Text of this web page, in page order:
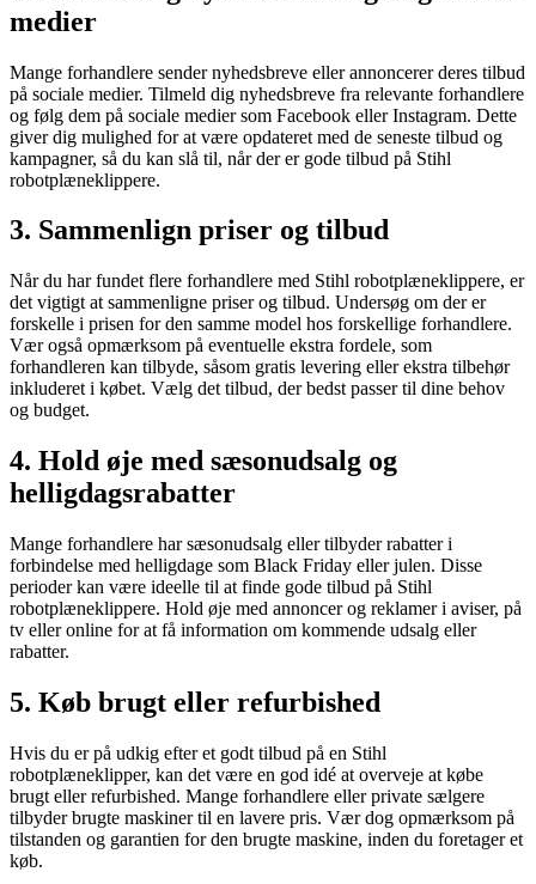
medier
Mange forhandlere sender nyhedsbreve eller annoncerer deres tilbud
på sociale medier. Tilmeld dig nyhedsbreve fra relevante forhandlere
og følg dem på sociale medier som Facebook eller Instagram. Dette
giver dig mulighed for at være opdateret med de seneste tilbud og
kampagner, så du kan slå til, når der er gode tilbud på Stihl
robotplæneklippere.
3. Sammenlign priser og tilbud
Når du har fundet flere forhandlere med Stihl robotplæneklippere, er
det vigtigt at sammenligne priser og tilbud. Undersøg om der er
forskelle i prisen for den samme model hos forskellige forhandlere.
Vær også opmærksom på eventuelle ekstra fordele, som
forhandleren kan tilbyde, såsom gratis levering eller ekstra tilbehør
inkluderet i købet. Vælg det tilbud, der bedst passer til dine behov
og budget.
4. Hold øje med sæsonudsalg og
helligdagsrabatter
Mange forhandlere har sæsonudsalg eller tilbyder rabatter i
forbindelse med helligdage som Black Friday eller julen. Disse
perioder kan være ideelle til at finde gode tilbud på Stihl
robotplæneklippere. Hold øje med annoncer og reklamer i aviser, på
tv eller online for at få information om kommende udsalg eller
rabatter.
5. Køb brugt eller refurbished
Hvis du er på udkig efter et godt tilbud på en Stihl
robotplæneklipper, kan det være en god idé at overveje at købe
brugt eller refurbished. Mange forhandlere eller private sælgere
tilbyder brugte maskiner til en lavere pris. Vær dog opmærksom på
tilstanden og garantien for den brugte maskine, inden du foretager et
køb.